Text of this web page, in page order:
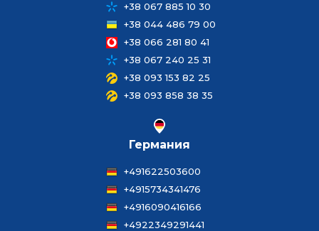
+38 067 885 10 30
+38 044 486 79 00
+38 066 281 80 41
+38 067 240 25 31
+38 093 153 82 25
+38 093 858 38 35
Германия
+491622503600
+4915734341476
+4916090416166
+4922349291441